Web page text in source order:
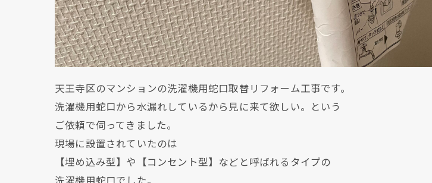
天王寺区のマンションの洗濯機用蛇口取替リフォーム工事です。
洗濯機用蛇口から水漏れしているから見に来て欲しい。という
ご依頼で伺ってきました。
現場に設置されていたのは
【埋め込み型】や【コンセント型】などと呼ばれるタイプの
洗濯機用蛇口でした。